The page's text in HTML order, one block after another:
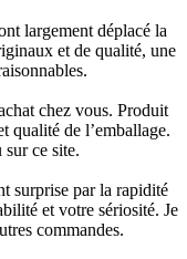
largement déplacé la
et de qualité, une
chez vous. Produit
qualité de l’emballage.
sur ce site.
surprise par la rapidité
et votre sériosité. Je
commandes.